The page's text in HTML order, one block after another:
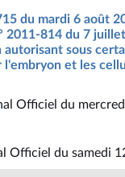
du mardi 6 août
2011-814 du 7
autorisant sous
l'embryon et les
Officiel du
Officiel du samedi